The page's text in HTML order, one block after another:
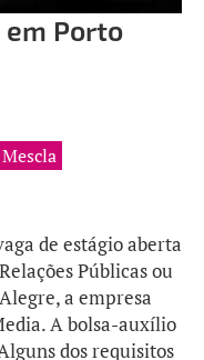
em Porto
de estágio aberta
Públicas ou
a empresa
A bolsa-auxílio
dos requisitos